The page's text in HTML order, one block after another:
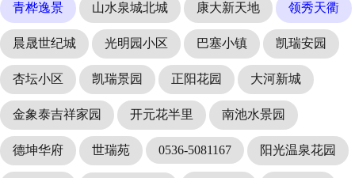
青桦逸景 山水泉城北城 康大新天地 领秀天衢
晨晟世纪城 光明园小区 巴塞小镇 凯瑞安园
杏坛小区 凯瑞景园 正阳花园 大河新城
金象泰吉祥家园 开元花半里 南池水景园
德坤华府 世瑞苑 0536-5081167 阳光温泉花园